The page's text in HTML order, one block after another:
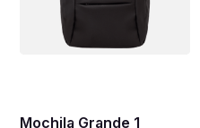
Mochila Grande 1